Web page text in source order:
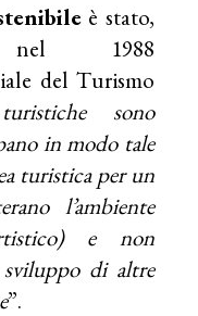
è stato,
1988
del Turismo
sono
in modo tale
turistica per un
l’ambiente
e non
di altre
”.